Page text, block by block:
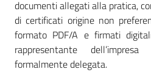
documenti allegati alla pratica,
di certificati origine non
formato PDF/A e firmati
rappresentante
formalmente delegata.